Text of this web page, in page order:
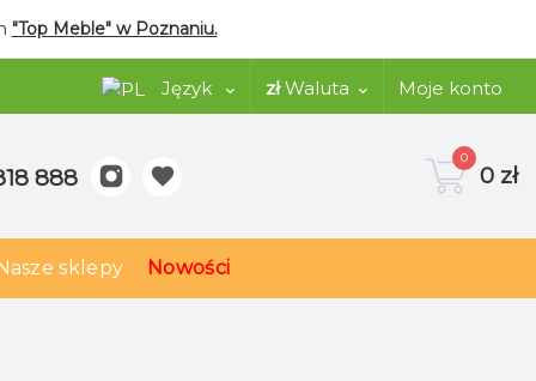
"Top Meble" w Poznaniu.
Język zł Waluta Moje konto
888
0
0 zł
sklepy Nowości